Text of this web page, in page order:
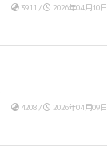
3911 / 2026年04月10日
4208 / 2026年04月09日